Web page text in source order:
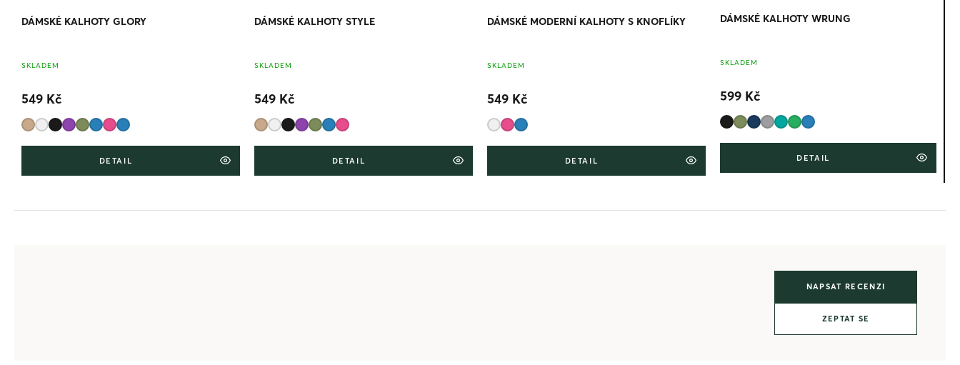
DÁMSKÉ KALHOTY GLORY
SKLADEM
549 Kč
DETAIL
DÁMSKÉ KALHOTY STYLE
SKLADEM
549 Kč
DETAIL
DÁMSKÉ MODERNÍ KALHOTY S KNOFLÍKY
SKLADEM
549 Kč
DETAIL
DÁMSKÉ KALHOTY WRUNG
SKLADEM
599 Kč
DETAIL
NAPSAT RECENZI
ZEPTAT SE